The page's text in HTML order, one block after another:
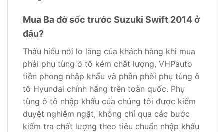
Mua Ba đờ sốc trước Suzuki Swift 2014 ở
đâu?
Thấu hiểu nỗi lo lắng của khách hàng khi mua
phải phụ tùng ô tô kém chất lượng, VHPauto
tiên phong nhập khẩu và phân phối phụ tùng ô
tô Hyundai chính hãng trên toàn quốc. Phụ
tùng ô tô nhập khẩu của chúng tôi được kiểm
duyệt nghiêm ngặt, không chỉ qua các bước
kiểm tra chất lượng theo tiêu chuẩn nhập khẩu